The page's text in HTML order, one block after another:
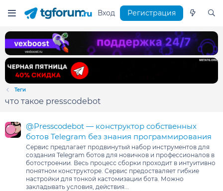
Вход Регистрация
Теги
что такое presscodebot
@Presscodebot — конструктор собственных
ботов Telegram без знания программирования
Сервис предлагает продвинутый набор инструментов для
создания Telegram ботов для новичков и профессионалов в
ботостроении. Весь процесс сборки проходит в интуитивно
понятном конструкторе. Сервис предостваляет гибкие
настройки для тонкой кастомизации бота. Можно
закладывать условия, действия...